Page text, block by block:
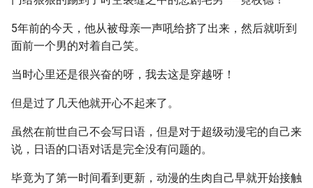
5年前的今天，他从被母亲一声吼给挤了出来，然后就听到
面前一个男的对着自己笑。
当时心里还是很兴奋的呀，我去这是穿越呀！
但是过了几天他就开心不起来了。
虽然在前世自己不会写日语，但是对于超级动漫宅的自己来
说，日语的口语对话是完全没有问题的。
毕竟为了第一时间看到更新，动漫的生肉自己早就开始接触